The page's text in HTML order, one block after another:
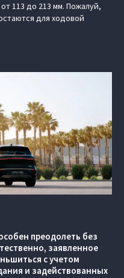
113 до 213 мм. Пожалуй,
для ходовой
преодолеть без
заявленное
с учетом
и задействованных